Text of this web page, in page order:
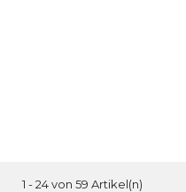
1 - 24 von 59 Artikel(n)